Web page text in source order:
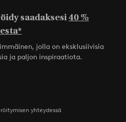
saadaksesi40 %
jolla on eksklusiivisia
ja paljon inspiraatiota.
yhteydessä